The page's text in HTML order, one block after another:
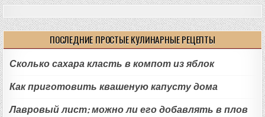
ПОСЛЕДНИЕ ПРОСТЫЕ КУЛИНАРНЫЕ РЕЦЕПТЫ
Сколько сахара класть в компот из яблок
Как приготовить квашеную капусту дома
Лавровый лист: можно ли его добавлять в плов